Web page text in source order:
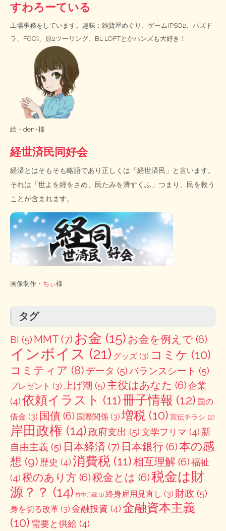
すわろーている
工場事務をしています。趣味：雑貨屋めぐり、ゲーム(PSO2、パズド
ラ、FGO)、原2ツーリング、BL LOFTとかハンズも大好き！
絵・ den･様
経世済民同好会
経済とはそもそも略語であり正しくは「経世済民」と言います。
それは「世よを經をさめ、民たみを濟すくふ」つまり、民を救う
ことが含まれます。
画像制作・ ちぃ様
タグ
BI (5) MMT (7) お金 (15) お金を例えで (6)
インボイス (21) グッズ (3) コミケ (10)
コミティア (8) データ (5)バランスシート (5)
プレゼント (3) 上げ潮 (5) 主役はあなた (6)企業
(4)依頼イラスト (11)冊子情報 (12) 国の
借金 (3) 国債 (6) 国際関係 (3) 増税 (10) 宣伝チラシ (2)
岸田政権 (14)政府支出 (5)文学フリマ (4) 新
自由主義 (5) 日本経済 (7) 日本銀行 (6)本の感
想 (9) 歴史 (4)消費税 (11)相互理解 (6)福祉
(4)税のあり方 (6)税金とは (6)税金は財
源？？ (14) 竹中〇蔵 (1) 終身雇用見直し (3) 財政 (5)
身を切る改革 (3) 金融投資 (4)金融資本主義
(10) 需要と供給 (4)